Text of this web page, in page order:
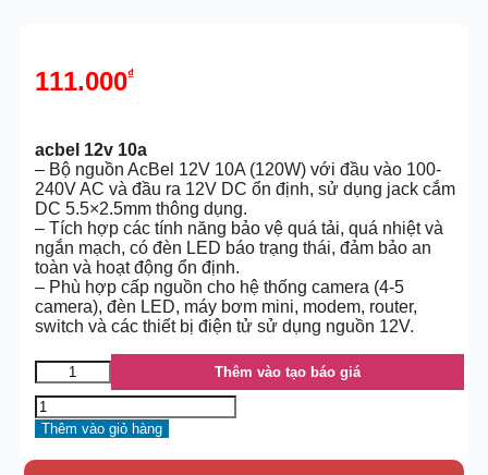
111.000₫
acbel 12v 10a
– Bộ nguồn AcBel 12V 10A (120W) với đầu vào 100-
240V AC và đầu ra 12V DC ổn định, sử dụng jack cắm
DC 5.5×2.5mm thông dụng.
– Tích hợp các tính năng bảo vệ quá tải, quá nhiệt và
ngắn mạch, có đèn LED báo trạng thái, đảm bảo an
toàn và hoạt động ổn định.
– Phù hợp cấp nguồn cho hệ thống camera (4-5
camera), đèn LED, máy bơm mini, modem, router,
switch và các thiết bị điện tử sử dụng nguồn 12V.
Thêm vào tạo báo giá
Thêm vào giỏ hàng